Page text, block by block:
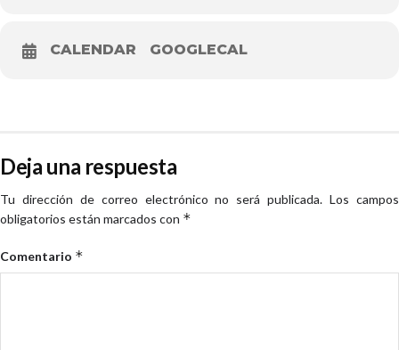
CALENDAR GOOGLECAL
Deja una respuesta
Tu dirección de correo electrónico no será publicada. Los campos
obligatorios están marcados con *
Comentario *